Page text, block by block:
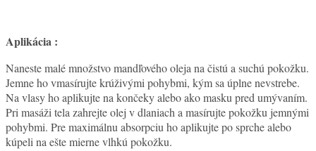
Aplikácia :
Naneste malé množstvo mandľového oleja na čistú a suchú pokožku.
Jemne ho vmasírujte krúživými pohybmi, kým sa úplne nevstrebe.
Na vlasy ho aplikujte na končeky alebo ako masku pred umývaním.
Pri masáži tela zahrejte olej v dlaniach a masírujte pokožku jemnými
pohybmi. Pre maximálnu absorpciu ho aplikujte po sprche alebo
kúpeli na ešte mierne vlhkú pokožku.